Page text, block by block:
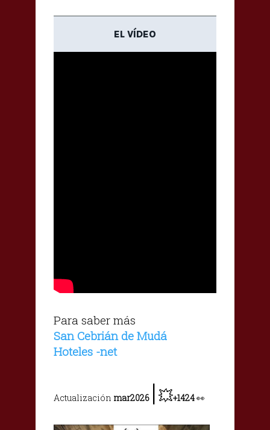
EL VÍDEO
Para saber más
San Cebrián de Mudá
Hoteles -net
Actualización mar2026 |💥+1424👀